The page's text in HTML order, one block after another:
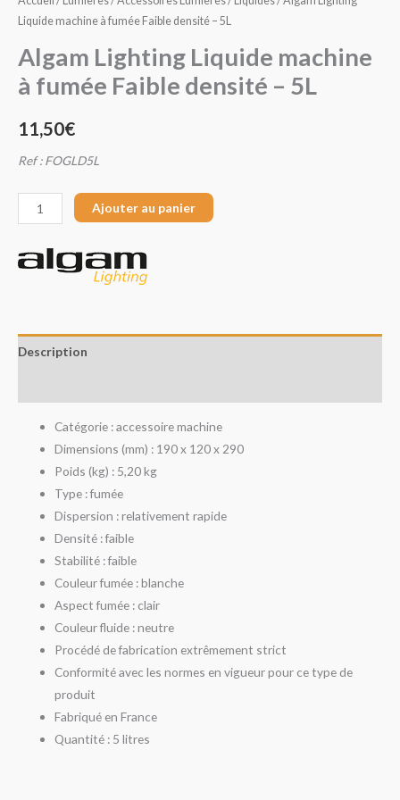
Liquide machine à fumée Faible densité – 5L
Algam Lighting Liquide machine
à fumée Faible densité – 5L
11,50€
Ref : FOGLD5L
Ajouter au panier
Description
Catégorie : accessoire machine
Dimensions (mm) : 190 x 120 x 290
Poids (kg) : 5,20 kg
Type : fumée
Dispersion : relativement rapide
Densité : faible
Stabilité : faible
Couleur fumée : blanche
Aspect fumée : clair
Couleur fluide : neutre
Procédé de fabrication extrêmement strict
Conformité avec les normes en vigueur pour ce type de
produit
Fabriqué en France
Quantité : 5 litres